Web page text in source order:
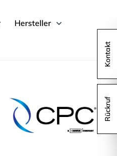
Hersteller
Kontakt
Rückruf